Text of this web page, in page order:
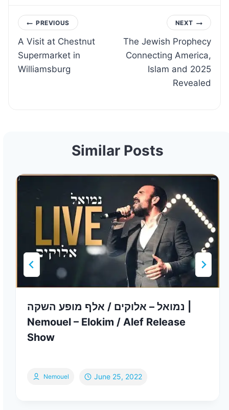
Post
navigation
PREVIOUS
A Visit at Chestnut
Supermarket in
Williamsburg
NEXT
The Jewish Prophecy
Connecting America,
Islam and 2025
Revealed
Similar Posts
נמואל – אלוקים / אלף מופע השקה |
Nemouel – Elokim / Alef Release
Show
Nemouel June 25, 2022